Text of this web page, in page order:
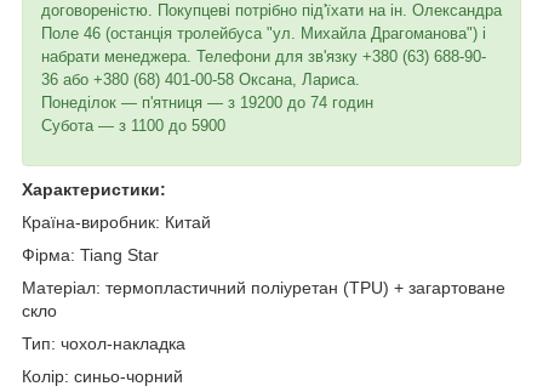
договореністю. Покупцеві потрібно під'їхати на ін. Олександра
Поле 46 (останція тролейбуса "ул. Михайла Драгоманова") і
набрати менеджера. Телефони для зв'язку +380 (63) 688-90-
36 або +380 (68) 401-00-58 Оксана, Лариса.
Понеділок — п'ятниця — з 19200 до 74 годин
Субота — з 1100 до 5900
Характеристики:
Країна-виробник: Китай
Фірма: Tiang Star
Матеріал: термопластичний поліуретан (TPU) + загартоване
скло
Тип: чохол-накладка
Колір: синьо-чорний